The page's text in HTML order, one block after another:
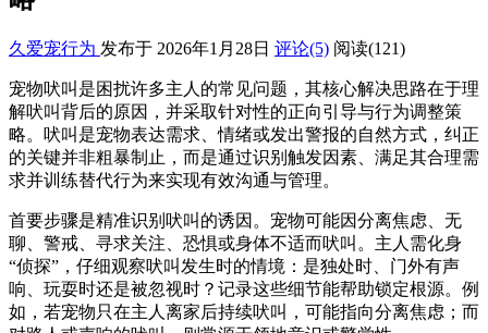
久爱宠行为 发布于 2026年1月28日 评论(5) 阅读(121)
宠物吠叫是困扰许多主人的常见问题，其核心解决思路在于理
解吠叫背后的原因，并采取针对性的正向引导与行为调整策
略。吠叫是宠物表达需求、情绪或发出警报的自然方式，纠正
的关键并非粗暴制止，而是通过识别触发因素、满足其合理需
求并训练替代行为来实现有效沟通与管理。
首要步骤是精准识别吠叫的诱因。宠物可能因分离焦虑、无
聊、警戒、寻求关注、恐惧或身体不适而吠叫。主人需化身
“侦探”，仔细观察吠叫发生时的情境：是独处时、门外有声
响、玩耍时还是被忽视时？记录这些细节能帮助锁定根源。例
如，若宠物只在主人离家后持续吠叫，可能指向分离焦虑；而